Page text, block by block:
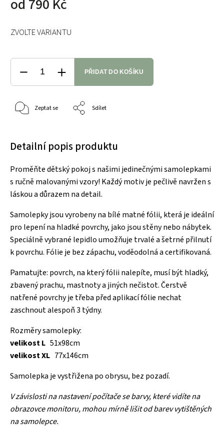
od 790 Kč
ZVOLTE VARIANTU
PŘIDAT DO KOŠÍKU
Zeptat se Sdílet
Detailní popis produktu
Proměňte dětský pokoj s našimi jedinečnými samolepkami
s ručně malovanými vzory! Každý motiv je pečlivě navržen s
láskou a důrazem na detail.
Samolepky jsou vyrobeny na bílé matné fólii, která je ideální
pro lepení na hladké povrchy, jako jsou stěny nebo nábytek.
Speciálně vybrané lepidlo umožňuje trvalé a šetrné přilnutí
k povrchu. Fólie je bez zápachu, voděodolná a certifikovaná.
Pamatujte: povrch, na který fólii nalepíte, musí být hladký,
zbavený prachu, mastnoty a jiných nečistot. Čerstvě
natřené povrchy je třeba před aplikací fólie nechat
zaschnout alespoň 3 týdny.
Rozměry samolepky:
velikost L 51x98cm
velikost XL 77x146cm
Samolepka je vystřižena po obrysu, bez pozadí.
V závislosti na nastavení počítače se barvy, které vidíte na
obrazovce monitoru, mohou mírně lišit od barev vytištěných
na samolepce.